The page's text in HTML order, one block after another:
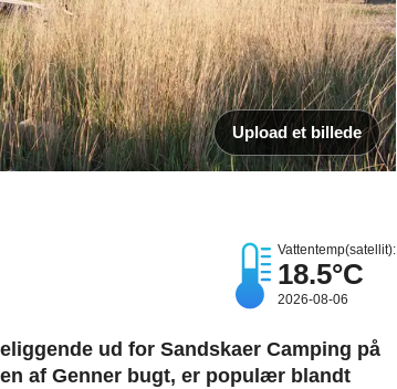
Upload et billede
Vattentemp(satellit):
18.5°C
2026-08-06
ud for Sandskaer Camping på
af Genner bugt, er populær blandt